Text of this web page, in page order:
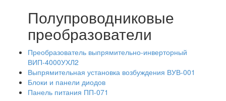
Полупроводниковые
преобразователи
Преобразователь выпрямительно-инверторный
ВИП-4000УХЛ2
Выпрямительная установка возбуждения ВУВ-001
Блоки и панели диодов
Панель питания ПП-071